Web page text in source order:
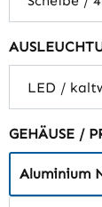
GEHÄUSE /
Aluminium